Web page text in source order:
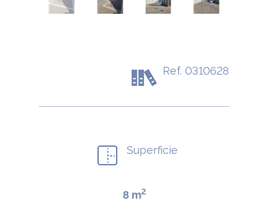
Ref. 0310628
Superficie
8 m2